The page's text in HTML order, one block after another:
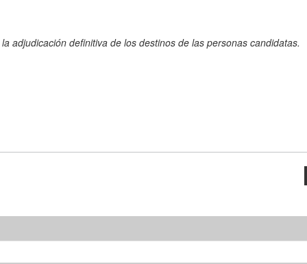
adjudicación definitiva de los destinos de las personas candidatas.